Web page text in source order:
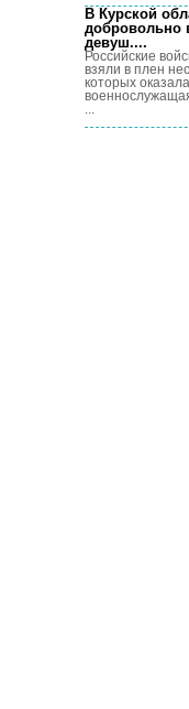
В Курской
добровольно
девуш....
Российские
взяли в плен
которых
...